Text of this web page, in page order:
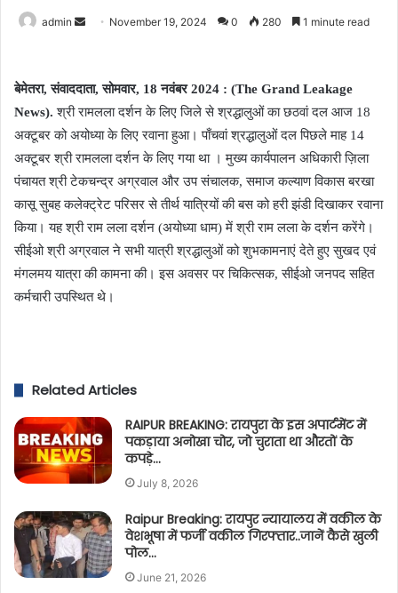
admin
Send November 19, 2024 0 280 1 minute read
बेमेतरा, संवाददाता, सोमवार, 18 नवंबर 2024 : (The Grand Leakage
News). श्री रामलला दर्शन के लिए जिले से श्रद्धालुओं का छठवां दल आज 18
अक्टूबर को अयोध्या के लिए रवाना हुआ। पाँचवां श्रद्धालुओं दल पिछले माह 14
अक्टूबर श्री रामलला दर्शन के लिए गया था । मुख्य कार्यपालन अधिकारी ज़िला
पंचायत श्री टेकचन्द्र अग्रवाल और उप संचालक, समाज कल्याण विकास बरखा
कासू सुबह कलेक्ट्रेट परिसर से तीर्थ यात्रियों की बस को हरी झंडी दिखाकर रवाना
किया। यह श्री राम लला दर्शन (अयोध्या धाम) में श्री राम लला के दर्शन करेंगे।
सीईओ श्री अग्रवाल ने सभी यात्री श्रद्धालुओं को शुभकामनाएं देते हुए सुखद एवं
मंगलमय यात्रा की कामना की। इस अवसर पर चिकित्सक, सीईओ जनपद सहित
कर्मचारी उपस्थित थे।
Related Articles
RAIPUR BREAKING: रायपुरा के इस अपार्टमेंट में
पकड़ाया अनोखा चोर, जो चुराता था औरतों के
कपड़े…
July 8, 2026
Raipur Breaking: रायपुर न्यायालय में वकील के
वेशभूषा में फर्जी वकील गिरफ्तार..जानें कैसे खुली
पोल…
June 21, 2026